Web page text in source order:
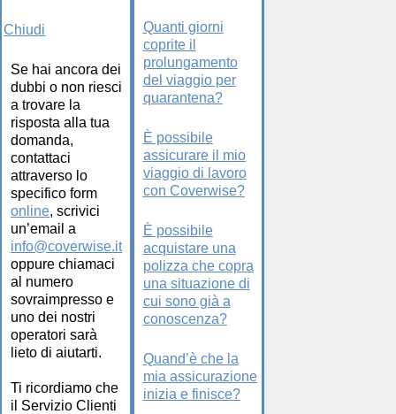
Chiudi
Se hai ancora dei
dubbi o non riesci
a trovare la
risposta alla tua
domanda,
contattaci
attraverso lo
specifico form
online, scrivici
un’email a
info@coverwise.it
oppure chiamaci
al numero
sovraimpresso e
uno dei nostri
operatori sarà
lieto di aiutarti.
Ti ricordiamo che
il Servizio Clienti
Quanti giorni
coprite il
prolungamento
del viaggio per
quarantena?
È possibile
assicurare il mio
viaggio di lavoro
con Coverwise?
È possibile
acquistare una
polizza che copra
una situazione di
cui sono già a
conoscenza?
Quand’è che la
mia assicurazione
inizia e finisce?